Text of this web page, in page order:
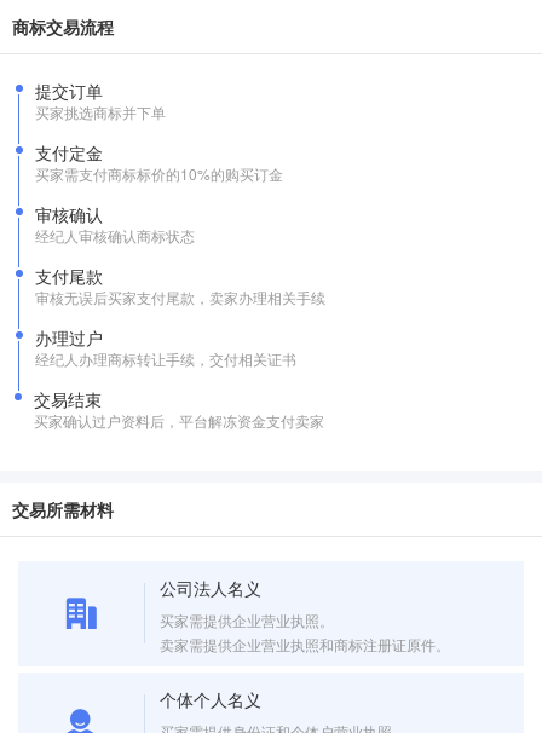
商标交易流程
提交订单
买家挑选商标并下单
支付定金
买家需支付商标标价的10%的购买订金
审核确认
经纪人审核确认商标状态
支付尾款
审核无误后买家支付尾款，卖家办理相关手续
办理过户
经纪人办理商标转让手续，交付相关证书
交易结束
买家确认过户资料后，平台解冻资金支付卖家
交易所需材料
公司法人名义
买家需提供企业营业执照。
卖家需提供企业营业执照和商标注册证原件。
个体个人名义